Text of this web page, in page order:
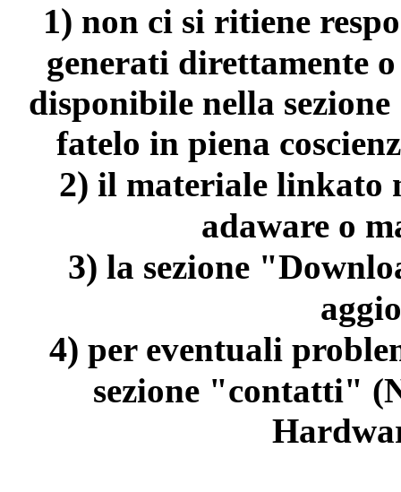
1) non ci si ritiene
generati direttamente
disponibile nella
fatelo in piena
2) il materiale linkato
adaware o
3) la sezione
4) per eventuali
sezione "contatti"